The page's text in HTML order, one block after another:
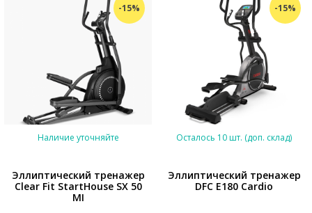
-15%
*}
Наличие уточняйте
Эллиптический тренажер
Clear Fit StartHouse SX 50
MI
-15%
Осталось 10 шт. (доп. склад)
Эллиптический тренажер
DFC E180 Cardio